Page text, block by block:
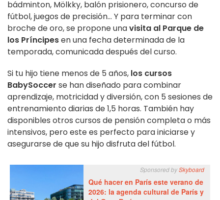
bádminton, Mölkky, balón prisionero, concurso de
fútbol, juegos de precisión... Y para terminar con
broche de oro, se propone unavisita al Parque de
los Príncipesen una fecha determinada de la
temporada, comunicada después del curso.
Si tu hijo tiene menos de 5 años, los cursos
BabySoccer se han diseñado para combinar
aprendizaje, motricidad y diversión, con 5 sesiones de
entrenamiento diarias de 1,5 horas. También hay
disponibles otros cursos de pensión completa o más
intensivos, pero este es perfecto para iniciarse y
asegurarse de que su hijo disfruta del fútbol.